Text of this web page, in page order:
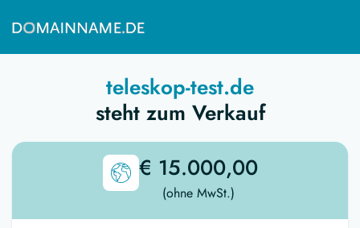
teleskop-test.de
steht zum Verkauf
€ 15.000,00
(ohne MwSt.)